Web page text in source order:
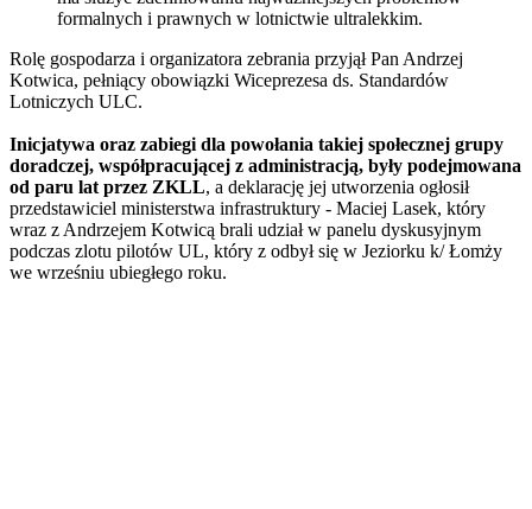
formalnych i prawnych w lotnictwie ultralekkim.
Rolę gospodarza i organizatora zebrania przyjął Pan Andrzej
Kotwica, pełniący obowiązki Wiceprezesa ds. Standardów
Lotniczych ULC.
Inicjatywa oraz zabiegi dla powołania takiej społecznej grupy
doradczej, współpracującej z administracją, były podejmowana
od paru lat przez ZKLL, a deklarację jej utworzenia ogłosił
przedstawiciel ministerstwa infrastruktury - Maciej Lasek, który
wraz z Andrzejem Kotwicą brali udział w panelu dyskusyjnym
podczas zlotu pilotów UL, który z odbył się w Jeziorku k/ Łomży
we wrześniu ubiegłego roku.